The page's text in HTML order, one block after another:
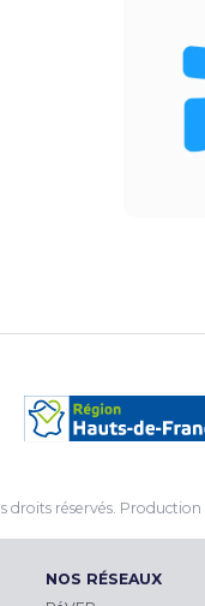
droits réservés. Production
NOS RÉSEAUX